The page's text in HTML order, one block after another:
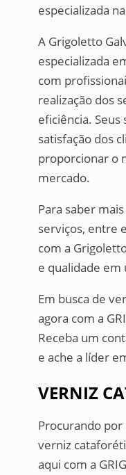
especializada
A Grigoletto
especializada
com
realização dos
eficiência. Seus
satisfação dos
proporcionar o
mercado.
Para saber
serviços, entre
com a
e qualidade em
Em busca de
agora com a
Receba um
e ache a líder
VERNIZ
Procurando
verniz
aqui com a